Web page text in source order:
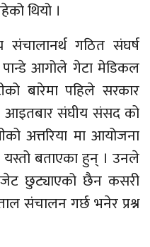
थियो ।
संचालानर्थ गठित संघर्ष
आगोले गेटा मेडिकल
बारेमा पहिले सरकार
आइतबार संघीय संसद को
अत्तरिया मा आयोजना
यस्तो बताएका हुन् । उनले
छुट्याएको छैन कसरी
संचालन गर्छ भनेर प्रश्न